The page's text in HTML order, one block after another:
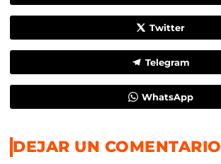
Twitter
Telegram
WhatsApp
DEJAR UN COMENTARIO